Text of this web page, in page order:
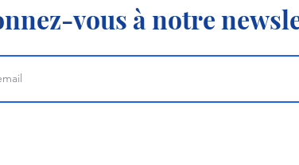
vous à notre